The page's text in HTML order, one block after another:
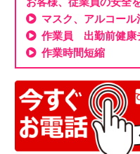
マスク、アルコール
作業員 出勤前健康
作業時間短縮